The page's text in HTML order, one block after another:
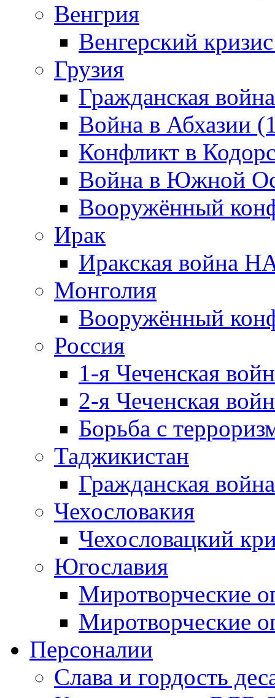
Венгрия
Венгерский
Грузия
Гражданская
Война в Абхазии
Конфликт в
Война в Южной
Вооружённый
Ирак
Иракская война
Монголия
Вооружённый
Россия
1-я Чеченская
2-я Чеченская
Борьба с
Таджикистан
Гражданская
Чехословакия
Чехословацкий
Югославия
Миротворческие
Миротворческие
Персоналии
Слава и гордость